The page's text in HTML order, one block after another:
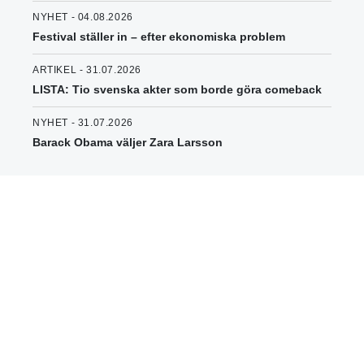
NYHET - 04.08.2026
Festival ställer in – efter ekonomiska problem
ARTIKEL - 31.07.2026
LISTA: Tio svenska akter som borde göra comeback
NYHET - 31.07.2026
Barack Obama väljer Zara Larsson